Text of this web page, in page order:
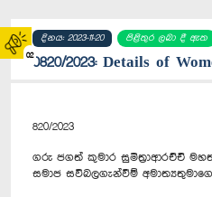
02
දිනය: 2023-11-20 පිළිතුර ලබා දී ඇත
0820/2023: Details of
820/2023
ගරු ජගත් කුමාර සුමිත්‍රාආරච්චි
සමාජ සවිබලගැන්වීම්